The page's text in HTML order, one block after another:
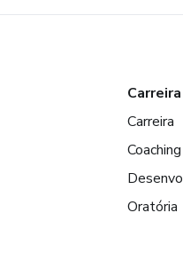
Carreira
Coaching
Oratória